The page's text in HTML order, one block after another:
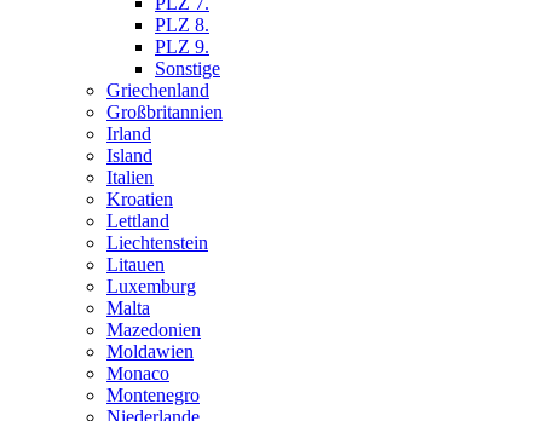
PLZ 8.
PLZ 9.
Sonstige
Griechenland
Großbritannien
Irland
Island
Italien
Kroatien
Lettland
Liechtenstein
Litauen
Luxemburg
Malta
Mazedonien
Moldawien
Monaco
Montenegro
Niederlande